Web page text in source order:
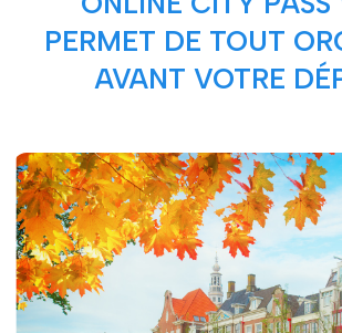
PERMET DE TOUT
AVANT VOTRE